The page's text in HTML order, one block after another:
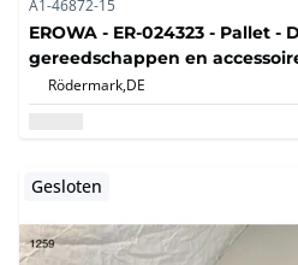
A1-46872-15
EROWA - ER-024323 - Pallet -
gereedschappen en
Rödermark,DE
Gesloten